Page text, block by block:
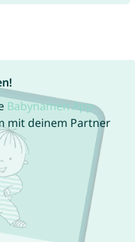
Babynamen App
mit deinem Partner